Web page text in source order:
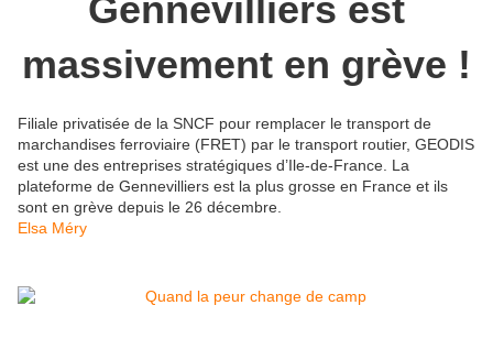
Gennevilliers est
massivement en grève !
Filiale privatisée de la SNCF pour remplacer le transport de
marchandises ferroviaire (FRET) par le transport routier, GEODIS
est une des entreprises stratégiques d’Ile-de-France. La
plateforme de Gennevilliers est la plus grosse en France et ils
sont en grève depuis le 26 décembre.
Elsa Méry